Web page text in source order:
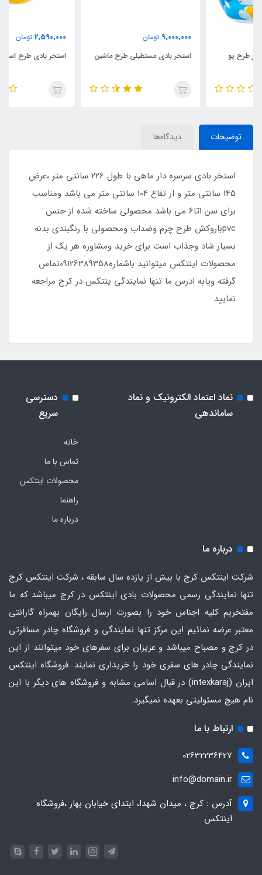
استخر بادی مستطیلی طرح ماشین
تومان
استخر بادی طرح اسب تک شاخ
توضیحات دیدگاه‌ها
استخر بادی سرسره دار ماهی با طول 226 سانتی متر ،عرض
145 سانتی متر و ار تفاع 104 سانتی متر می باشد ومناسب
برای سن 1تا6 می باشد محصولی ساخته شده از جنس
pvcباروکش طرح چرم وضداب ومحصولی با رنگبندی بدنه
بسیار شاد وجذاب است برای خرید ومشاوره هر یک از
محصولات اینتکس میتوانید باشماره09126389358تماس
گرفته ویابه ادرس ما تنها نمایندگی ینتکس در کرج مراجعه
نمایید
نماد اعتماد الکترونیک و نماد
ساماندهی
دسترسی
سریع
خانه
تماس با ما
محصولات اینتکس
راهنما
درباره ما
درباره ما
شرکت اینتکس کرج با بیش از یازده سال سابقه ، شرکت اینتکس کرج
تنها نمایندگی رسمی محصولات بادی اینتکس در کرج میباشد که ما
مفتخریم کلیه اجناس خود را بصورت ارسال رایگان بهمراه گارانتی
معتبر عرضه نمائیم این مرکز تنها نمایندگی و فروشگاه چادر مسافرتی
در کرج و مصباح میباشد و عزیزان برای سفرهای خود میتوانند از این
نمایندگی چادر های سفری خود را خریداری نمایند .فروشگاه اینتکس
ایران
(intexkaraj) در قبال اسامی مشابه و فروشگاه های دیگر با این
نام هیچ مسئولیتی بعهده نمیگیرد.
ارتباط با ما
02632236427
info@domain.ir
آدرس : کرج ، میدان شهدا، ابتدای خیابان بهار ،فروشگاه
اینتکس